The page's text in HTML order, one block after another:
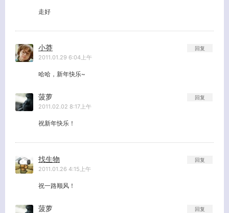
走好
小莽
2011.01.29 6:04上午
哈哈，新年快乐~
回复
菠萝
2011.02.02 8:17上午
祝新年快乐！
回复
找生物
2011.01.26 4:15上午
祝一路顺风！
回复
菠萝 回复